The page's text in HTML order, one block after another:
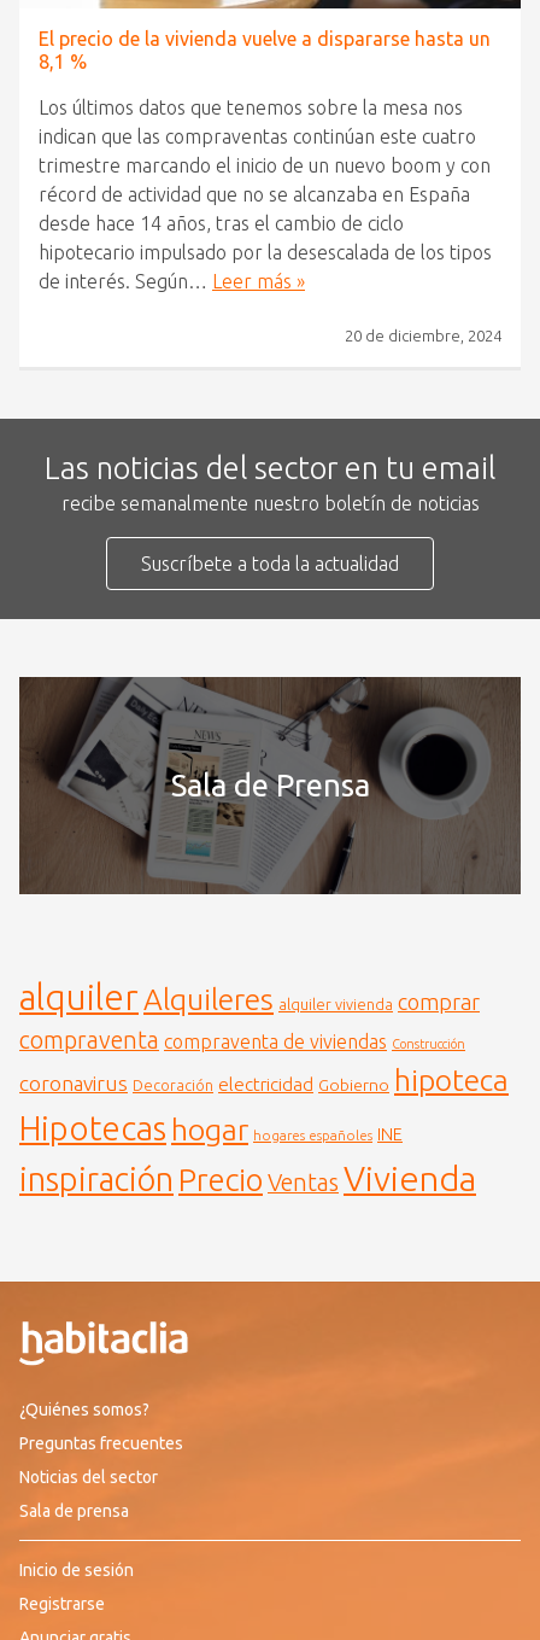
El precio de la vivienda vuelve a dispararse hasta un
8,1 %
Los últimos datos que tenemos sobre la mesa nos
indican que las compraventas continúan este cuatro
trimestre marcando el inicio de un nuevo boom y con
récord de actividad que no se alcanzaba en España
desde hace 14 años, tras el cambio de ciclo
hipotecario impulsado por la desescalada de los tipos
de interés. Según… Leer más »
20 de diciembre, 2024
Las noticias del sector en tu email
recibe semanalmente nuestro boletín de noticias
Suscríbete a toda la actualidad
Sala de Prensa
alquilerAlquileres alquiler vivienda comprar
compraventa compraventa de viviendas Construcción
coronavirus Decoración electricidad Gobierno hipoteca
Hipotecas hogar hogares españoles INE
inspiración Precio Ventas Vivienda
¿Quiénes somos?
Preguntas frecuentes
Noticias del sector
Sala de prensa
Inicio de sesión
Registrarse